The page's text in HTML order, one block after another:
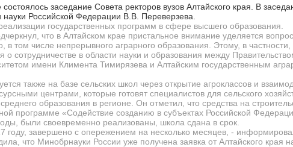
заседание Совета ректоров вузов Алтайского края. В
Российской Федерации В.В. Переверзева.
государственных программ в сфере высшего образования.
что в Алтайском крае пристальное внимание уделяется
том числе непрерывного аграрного образования. Этому, в частности,
сотрудничестве в области науки и образования между
имени Климента Тимирязева и Алтайским государственным
также на базе сельских школ через открытие агроклассов и
центрами, которые готовят специалистов для сельского
образования в регионе. Он отметил, что средства на
программе «Содействие созданию в субъектах Российской
были своевременно реализованы, школа сдана в срок.
году, завершено с опережением на несколько месяцев, -
что Минобрнауки России уже получена заявка от Алтайского края